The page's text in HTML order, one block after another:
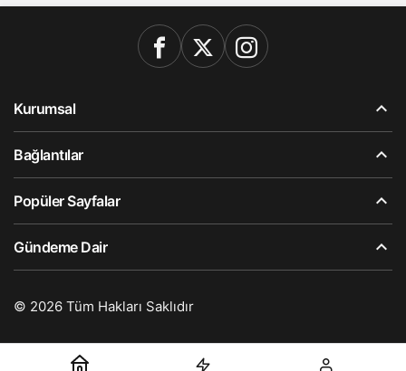
Kurumsal
Bağlantılar
Popüler Sayfalar
Gündeme Dair
© 2026 Tüm Hakları Saklıdır